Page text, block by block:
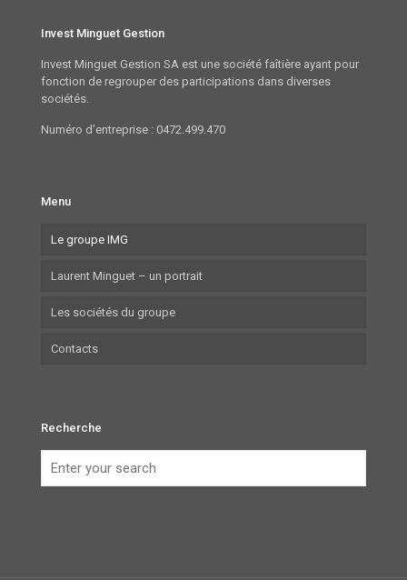
Invest Minguet Gestion
Invest Minguet Gestion SA est une société faîtière ayant pour
fonction de regrouper des participations dans diverses
sociétés.
Numéro d’entreprise : 0472.499.470
Menu
Le groupe IMG
Laurent Minguet – un portrait
Les sociétés du groupe
Contacts
Recherche